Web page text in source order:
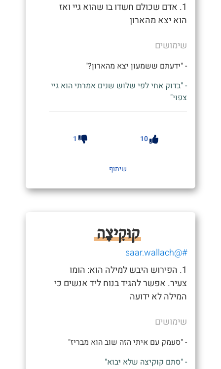
1. אדם שכולם חשדו בו שהוא גיי ואז
הוא יצא מהארון
שימושים
- "ידעתם ששמעון יצא מהארון?"
- "בדוק אחי לפי שלוש שנים אמרתי הוא גיי
צפוי"
10
1
שיתוף
קוּקִיצָה
#@saar.wallach
1. הפירוש היבש למילה הוא: הומו
צעיר. אפשר להגיד בנוח ליד אנשים כי
המילה לא ידועה
שימושים
- "סעמק עם איתי הזה שוב הוא מבריז"
- "סתם קוקיצה שלא יבוא"